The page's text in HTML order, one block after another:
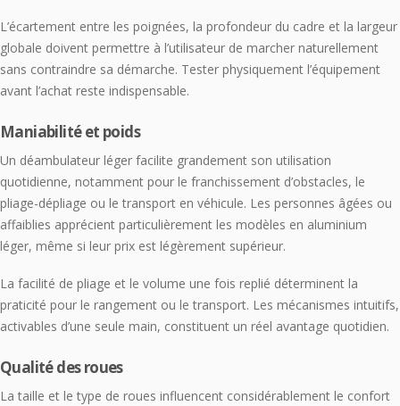
L’écartement entre les poignées, la profondeur du cadre et la largeur
globale doivent permettre à l’utilisateur de marcher naturellement
sans contraindre sa démarche. Tester physiquement l’équipement
avant l’achat reste indispensable.
Maniabilité et poids
Un déambulateur léger facilite grandement son utilisation
quotidienne, notamment pour le franchissement d’obstacles, le
pliage-dépliage ou le transport en véhicule. Les personnes âgées ou
affaiblies apprécient particulièrement les modèles en aluminium
léger, même si leur prix est légèrement supérieur.
La facilité de pliage et le volume une fois replié déterminent la
praticité pour le rangement ou le transport. Les mécanismes intuitifs,
activables d’une seule main, constituent un réel avantage quotidien.
Qualité des roues
La taille et le type de roues influencent considérablement le confort